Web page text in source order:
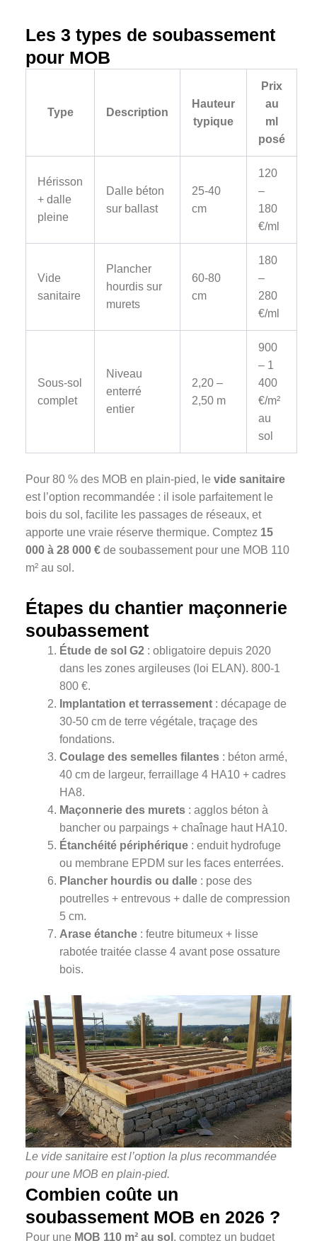
Les 3 types de soubassement
pour MOB
Type Description
Hauteur
typique
Prix
au
ml
posé
Hérisson
+ dalle
pleine
Dalle béton
sur ballast
25-40
cm
120
–
180
€/ml
Vide
sanitaire
Plancher
hourdis sur
murets
60-80
cm
180
–
280
€/ml
Sous-sol
complet
Niveau
enterré
entier
2,20 –
2,50 m
900
– 1
400
€/m²
au
sol
Pour 80 % des MOB en plain-pied, le vide sanitaire
est l’option recommandée : il isole parfaitement le
bois du sol, facilite les passages de réseaux, et
apporte une vraie réserve thermique. Comptez 15
000 à 28 000 € de soubassement pour une MOB 110
m² au sol.
Étapes du chantier maçonnerie
soubassement
Étude de sol G2 : obligatoire depuis 2020
dans les zones argileuses (loi ELAN). 800-1
800 €.
Implantation et terrassement : décapage de
30-50 cm de terre végétale, traçage des
fondations.
Coulage des semelles filantes : béton armé,
40 cm de largeur, ferraillage 4 HA10 + cadres
HA8.
Maçonnerie des murets : agglos béton à
bancher ou parpaings + chaînage haut HA10.
Étanchéité périphérique : enduit hydrofuge
ou membrane EPDM sur les faces enterrées.
Plancher hourdis ou dalle : pose des
poutrelles + entrevous + dalle de compression
5 cm.
Arase étanche : feutre bitumeux + lisse
rabotée traitée classe 4 avant pose ossature
bois.
Le vide sanitaire est l’option la plus recommandée
pour une MOB en plain-pied.
Combien coûte un
soubassement MOB en 2026 ?
Pour une MOB 110 m² au sol , comptez un budget